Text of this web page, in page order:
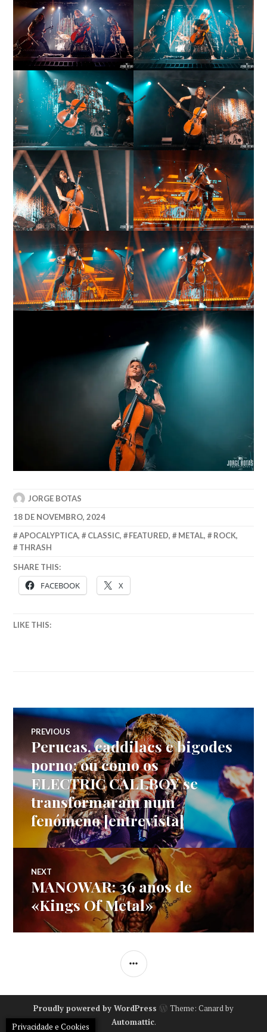
JORGE BOTAS
18 DE NOVEMBRO, 2024
APOCALYPTICA, CLASSIC, FEATURED, METAL, ROCK,
THRASH
SHARE THIS:
FACEBOOK X
LIKE THIS:
Navegação
de
artigos
PREVIOUS
Previous
post:
Perucas, caddilacs e bigodes
porno; ou como os
ELECTRIC CALLBOY se
transformaram num
fenómeno [entrevista]
NEXT
Next
post:
MANOWAR: 36 anos de
«Kings Of Metal»
SIDEBAR
Proudly powered by WordPress
Theme: Canard by
Automattic.
Privacidade e Cookies